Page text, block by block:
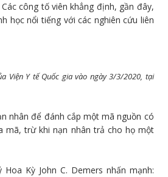
công tố viên khẳng định, gần đây,
học nổi tiếng với các nghiên cứu liên
Viện Y tế Quốc gia vào ngày 3/3/2020, tại
nhân để đánh cắp một mã nguồn có
mã, trừ khi nạn nhân trả cho họ một
Kỳ John C. Demers nhấn mạnh: